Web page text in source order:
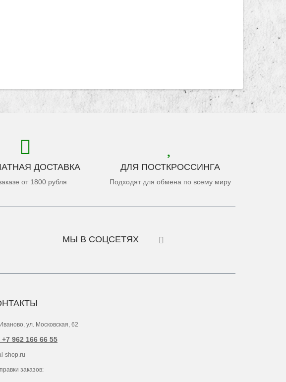
ДОСТАВКА
от 1800 рубля
ДЛЯ ПОСТКРОССИНГА
Подходят для обмена по всему миру
МЫ В СОЦСЕТЯХ
ул. Московская, 62
962 166 66 55
shop.ru
заказов: